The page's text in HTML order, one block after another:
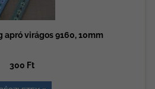
apró virágos 9160, 10mm
300 Ft